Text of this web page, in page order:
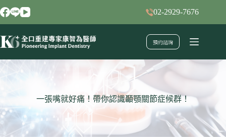
跳
至
要
02-2929-7676
預約諮詢
一張嘴就好痛！帶你認識顳顎關節症候群！